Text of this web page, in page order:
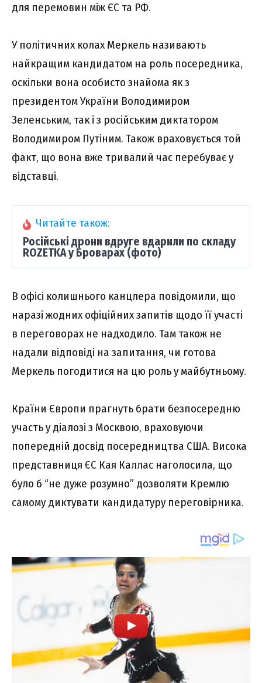
для перемовин між ЄС та РФ.
У політичних колах Меркель називають
найкращим кандидатом на роль посередника,
оскільки вона особисто знайома як з
президентом України Володимиром
Зеленським, так і з російським диктатором
Володимиром Путіним. Також враховується той
факт, що вона вже тривалий час перебуває у
відставці.
Читайте також:
Російські дрони вдруге вдарили по складу
ROZETKA у Броварах (фото)
В офісі колишнього канцлера повідомили, що
наразі жодних офіційних запитів щодо її участі
в переговорах не надходило. Там також не
надали відповіді на запитання, чи готова
Меркель погодитися на цю роль у майбутньому.
Країни Європи прагнуть брати безпосередню
участь у діалозі з Москвою, враховуючи
попередній досвід посередництва США. Висока
представниця ЄС Кая Каллас наголосила, що
було б “не дуже розумно” дозволяти Кремлю
самому диктувати кандидатуру переговірника.